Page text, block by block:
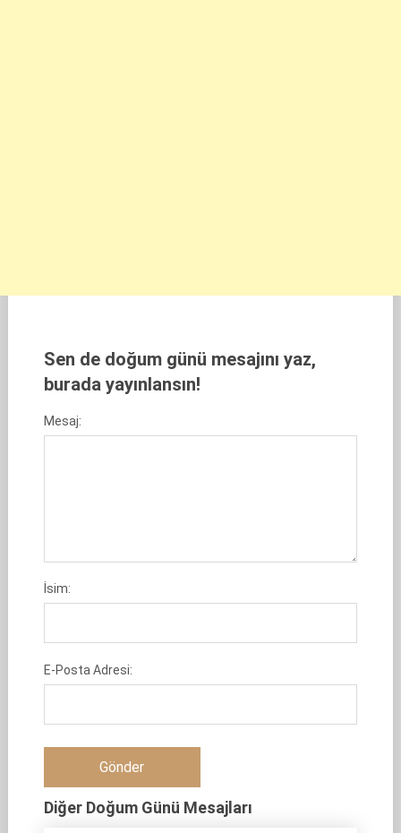
Sen de doğum günü mesajını yaz,
burada yayınlansın!
Mesaj:
İsim:
E-Posta Adresi:
Diğer Doğum Günü Mesajları